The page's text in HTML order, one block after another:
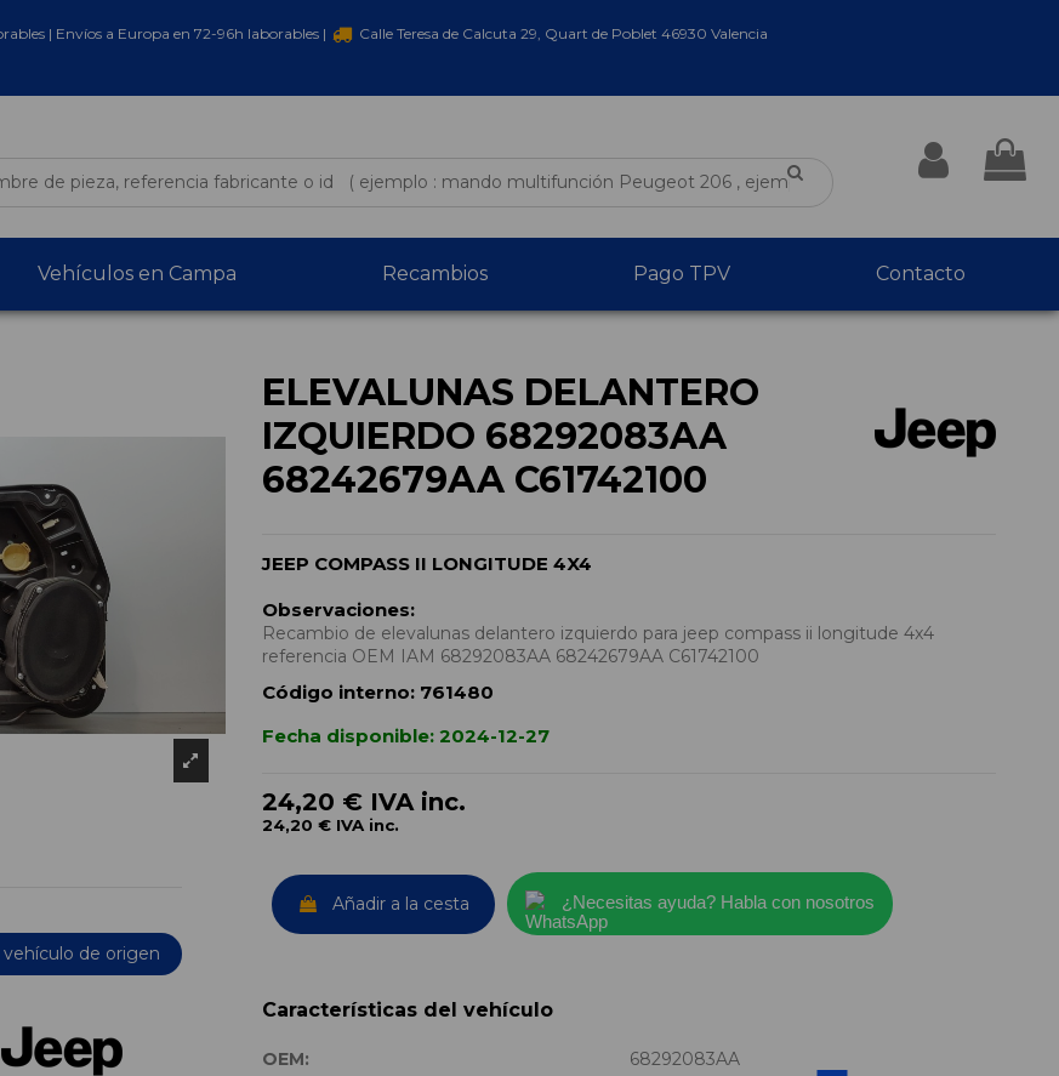
| Envíos a Europa en 72-96h laborables |
Calle Teresa de Calcuta 29, Quart de Poblet 46930 Valencia
Vehículos en Campa Recambios Pago TPV Contacto
vehículo de origen
ELEVALUNAS DELANTERO
IZQUIERDO 68292083AA
68242679AA C61742100
JEEP COMPASS II LONGITUDE 4X4
Observaciones:
Recambio de elevalunas delantero izquierdo para jeep compass ii longitude 4x4
referencia OEM IAM 68292083AA 68242679AA C61742100
Código interno: 761480
Fecha disponible: 2024-12-27
24,20 € IVA inc.
24,20 € IVA inc.
Añadir a la cesta ¿Necesitas ayuda? Habla con nosotros
Características del vehículo
OEM:
68292083AA